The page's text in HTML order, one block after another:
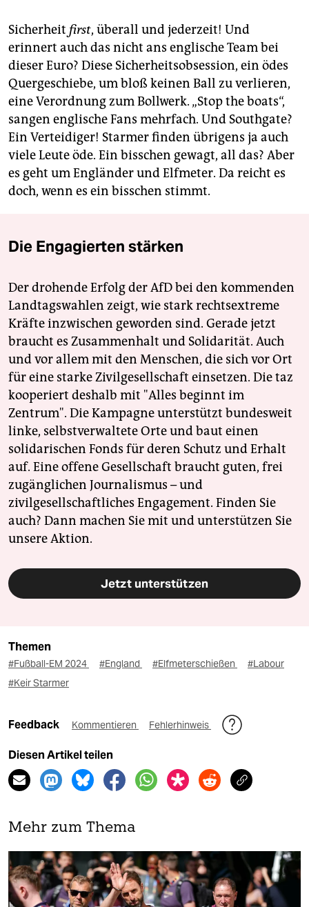
Sicherheit first, überall und jederzeit! Und
erinnert auch das nicht ans englische Team bei
dieser Euro? Diese Sicherheitsobsession, ein ödes
Quergeschiebe, um bloß keinen Ball zu verlieren,
eine Verordnung zum Bollwerk. „Stop the boats“,
sangen englische Fans mehrfach. Und Southgate?
Ein Verteidiger! Starmer finden übrigens ja auch
viele Leute öde. Ein bisschen gewagt, all das? Aber
es geht um Engländer und Elfmeter. Da reicht es
doch, wenn es ein bisschen stimmt.
Die Engagierten stärken
Der drohende Erfolg der AfD bei den kommenden
Landtagswahlen zeigt, wie stark rechtsextreme
Kräfte inzwischen geworden sind. Gerade jetzt
braucht es Zusammenhalt und Solidarität. Auch
und vor allem mit den Menschen, die sich vor Ort
für eine starke Zivilgesellschaft einsetzen. Die taz
kooperiert deshalb mit "Alles beginnt im
Zentrum". Die Kampagne unterstützt bundesweit
linke, selbstverwaltete Orte und baut einen
solidarischen Fonds für deren Schutz und Erhalt
auf. Eine offene Gesellschaft braucht guten, frei
zugänglichen Journalismus – und
zivilgesellschaftliches Engagement. Finden Sie
auch? Dann machen Sie mit und unterstützen Sie
unsere Aktion.
Jetzt unterstützen
Themen
#Fußball-EM 2024 #England #Elfmeterschießen
#Labour
#Keir Starmer
Feedback Kommentieren Fehlerhinweis
Diesen Artikel teilen
Mehr zum Thema